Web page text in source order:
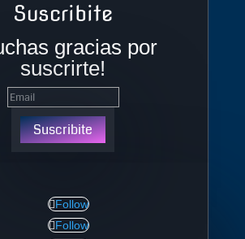
Suscribite
gracias por
suscrirte!
Suscribite
Follow
Follow